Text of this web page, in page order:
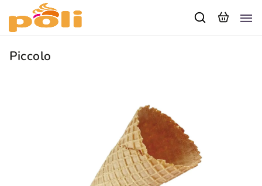
Piccolo